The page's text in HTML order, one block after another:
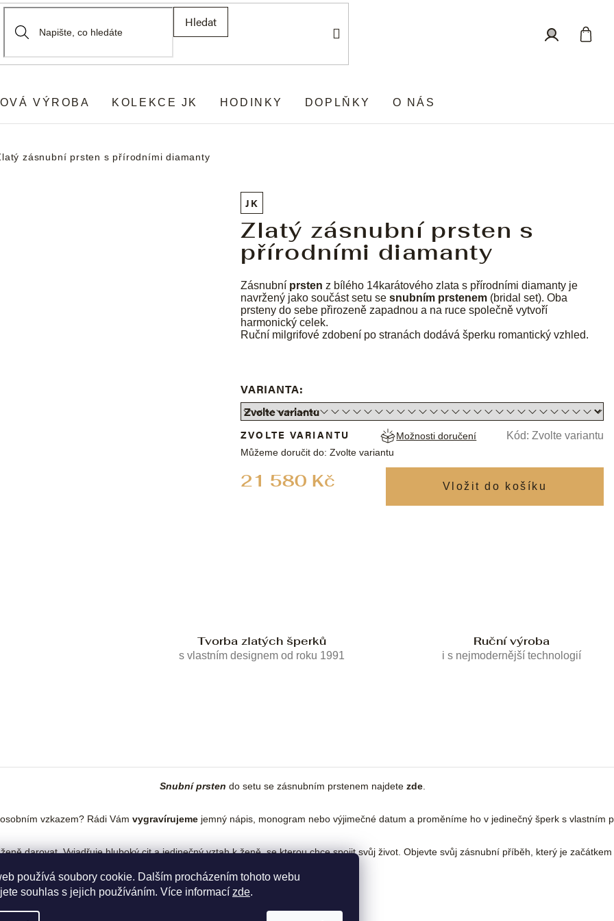
používá soubory cookie. Dalším procházením tohoto webu
souhlas s jejich používáním. Více informací zde.
Hledat
VÝROBA KOLEKCE JK HODINKY DOPLŇKY O NÁS
zásnubní prsten s přírodními diamanty
JK
Zlatý zásnubní prsten s
přírodními diamanty
Zásnubní prsten z bílého 14karátového zlata s přírodními diamanty je
navržený jako součást setu se snubním prstenem (bridal set). Oba
prsteny do sebe přirozeně zapadnou a na ruce společně vytvoří
harmonický celek.
Ruční milgrifové zdobení po stranách dodává šperku romantický vzhled.
VARIANTA:
21 580 Kč
ZVOLTE VARIANTU
Můžeme doručit do: Zvolte variantu
Možnosti doručení Kód: Zvolte variantu
Tvorba zlatých šperků
s vlastním designem od roku 1991
Ruční výroba
i s nejmodernější technologií
Snubní prsten do setu se zásnubním prstenem najdetezde
vzkazem? Rádi Vámvygravírujeme jemný nápis, monogram nebo výjimečné datum a proměníme ho v jedinečný šperk s vlastním
darovat. Vyjadřuje hluboký cit a jedinečný vztah k ženě, se kterou chce spojit svůj život. Objevte svůj zásnubní příběh, který je